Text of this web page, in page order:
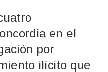
en el
por
ilícito que